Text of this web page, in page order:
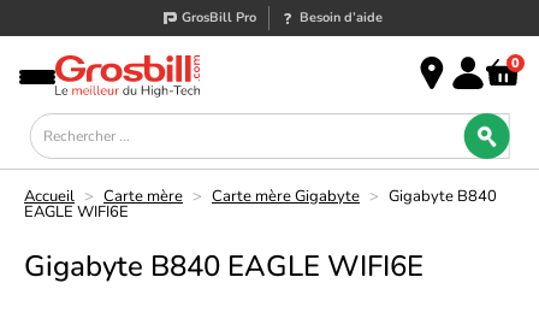
GrosBill Pro Besoin d’aide
0
Accueil > Carte mère > Carte mère Gigabyte > Gigabyte B840
EAGLE WIFI6E
Gigabyte B840 EAGLE WIFI6E